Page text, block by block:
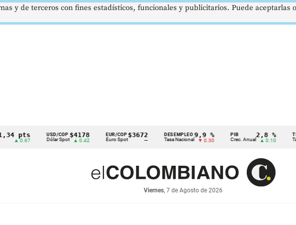
USD/COP
Dólar Spot
$4178
▲ 0.42
EUR/COP
Euro Spot
$3672
—
DESEMPLEO
Tasa Nacional
9,9 %
▼ 0.30
PIB
Crec. Anual
2,8 %
▲ 0.10
TRM
Tasa Rep.
Viernes, 7 de Agosto de 2026
y de terceros con fines estadísticos, funcionales y publicitarios. Puede aceptarlas